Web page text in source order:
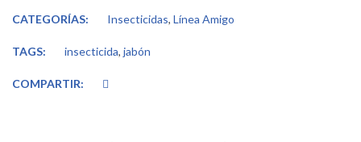
CATEGORÍAS: Insecticidas, Línea Amigo
TAGS: insecticida, jabón
COMPARTIR: